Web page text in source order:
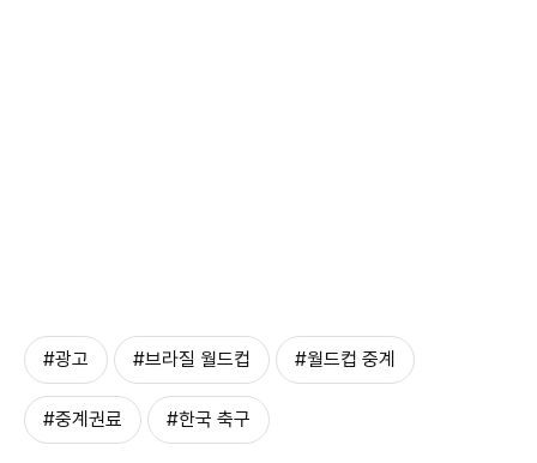
#광고 #브라질 월드컵 #월드컵 중계
#중계권료 #한국 축구